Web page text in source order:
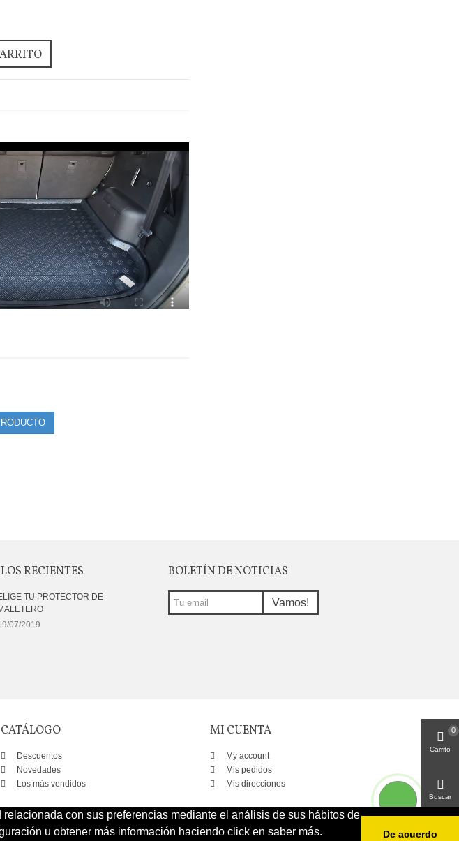
con sus preferencias mediante el análisis de sus hábitos de
u obtener más información haciendo click en saber más.
De acuerdo
RECIENTES
TU PROTECTOR DE
07/2019
BOLETÍN DE NOTICIAS
Vamos!
CATÁLOGO
Descuentos
Novedades
Los más vendidos
MI CUENTA
My account
Mis pedidos
Mis direcciones
Carrito
0
Buscar